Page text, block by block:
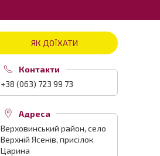
ЯК ДОЇХАТИ
Контакти
+38 (063) 723 99 73
Адреса
Верховинський район, село
Верхній Ясенів, присілок
Царина